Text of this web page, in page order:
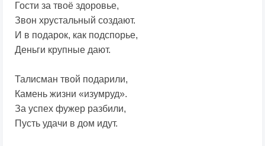
Гости за твоё здоровье,
Звон хрустальный создают.
И в подарок, как подспорье,
Деньги крупные дают.
Талисман твой подарили,
Камень жизни «изумруд».
За успех фужер разбили,
Пусть удачи в дом идут.